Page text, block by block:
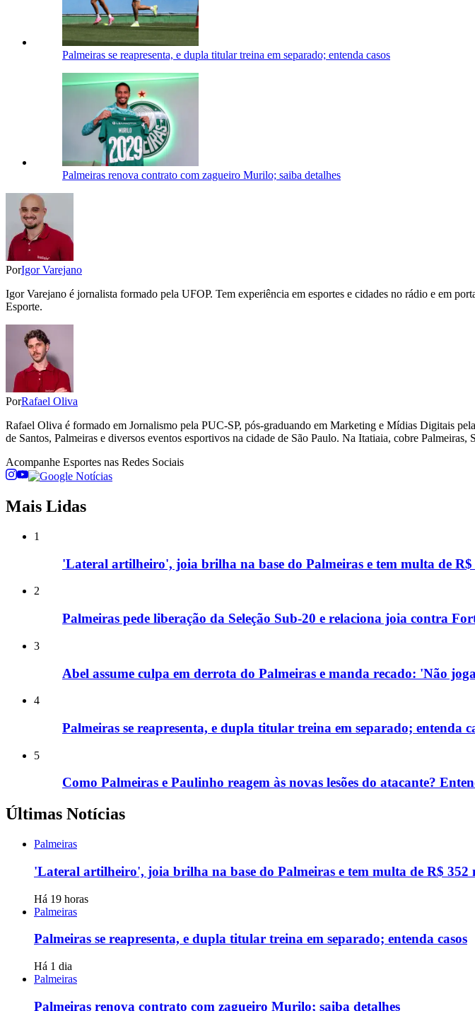
Palmeiras se reapresenta, e dupla titular treina em separado; entenda casos
Palmeiras renova contrato com zagueiro Murilo; saiba detalhes
PorIgor Varejano
Igor Varejano é jornalista formado pela UFOP. Tem experiência em esportes e cidades no rádio e em
Esporte.
PorRafael Oliva
Rafael Oliva é formado em Jornalismo pela PUC-SP, pós-graduando em Marketing e Mídias Digitais
de Santos, Palmeiras e diversos eventos esportivos na cidade de São Paulo. Na Itatiaia, cobre Palmeiras,
Acompanhe Esportes nas Redes Sociais
Mais Lidas
1
'Lateral artilheiro', joia brilha na base do Palmeiras e tem multa de R$
2
Palmeiras pede liberação da Seleção Sub-20 e relaciona joia contra
3
Abel assume culpa em derrota do Palmeiras e manda recado: 'Não
4
Palmeiras se reapresenta, e dupla titular treina em separado; entenda
5
Como Palmeiras e Paulinho reagem às novas lesões do atacante?
Últimas Notícias
Palmeiras
'Lateral artilheiro', joia brilha na base do Palmeiras e tem multa de R$ 352
Há 19 horas
Palmeiras
Palmeiras se reapresenta, e dupla titular treina em separado; entenda casos
Há 1 dia
Palmeiras
Palmeiras renova contrato com zagueiro Murilo; saiba detalhes